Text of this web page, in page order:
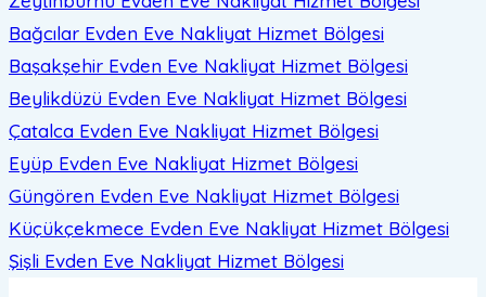
Bağcılar Evden Eve Nakliyat Hizmet Bölgesi
Başakşehir Evden Eve Nakliyat Hizmet Bölgesi
Beylikdüzü Evden Eve Nakliyat Hizmet Bölgesi
Çatalca Evden Eve Nakliyat Hizmet Bölgesi
Eyüp Evden Eve Nakliyat Hizmet Bölgesi
Güngören Evden Eve Nakliyat Hizmet Bölgesi
Küçükçekmece Evden Eve Nakliyat Hizmet Bölgesi
Şişli Evden Eve Nakliyat Hizmet Bölgesi